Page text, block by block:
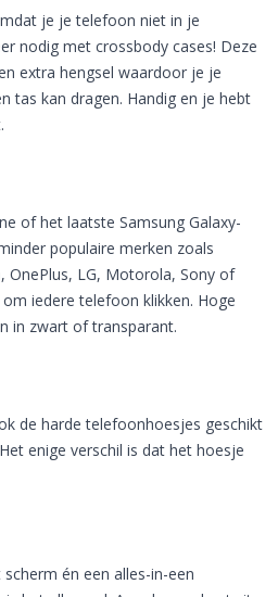
je je telefoon niet in je
nodig met crossbody cases! Deze
extra hengsel waardoor je je
tas kan dragen. Handig en je hebt
of het laatste Samsung Galaxy-
populaire merken zoals
OnePlus, LG, Motorola, Sony of
iedere telefoon klikken. Hoge
in zwart of transparant.
de harde telefoonhoesjes geschikt
enige verschil is dat het hoesje
én een alles-in-een